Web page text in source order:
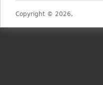
Copyright © 2026,